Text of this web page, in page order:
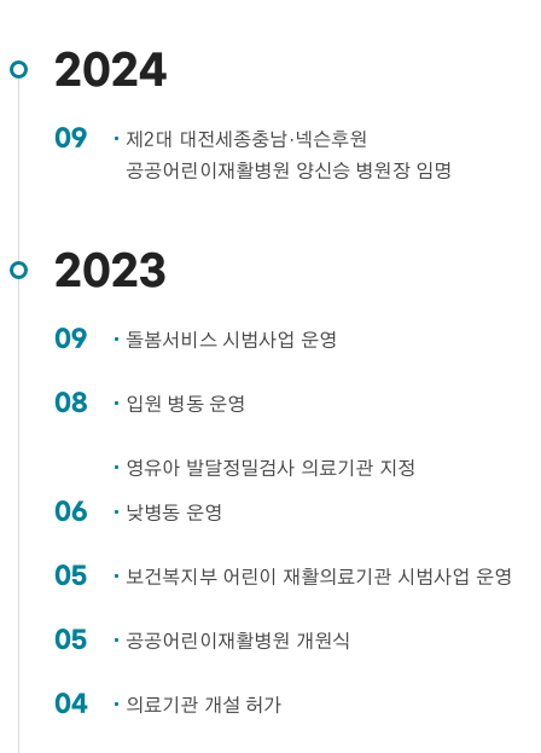
2024
09
제2대 대전세종충남·넥슨후원
공공어린이재활병원 양신승 병원장 임명​
2023
09 돌봄서비스 시범사업 운영​
08 입원 병동 운영​
영유아 발달정밀검사 의료기관 지정
06 낮병동 운영​
05 보건복지부 어린이 재활의료기관 시범사업 운영​
05 공공어린이재활병원 개원식​
04 의료기관 개설 허가​